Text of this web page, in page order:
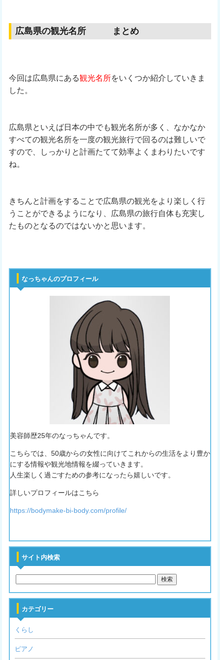
広島県の観光名所 まとめ
今回は広島県にある観光名所をいくつか紹介していきま
した。
広島県といえば日本の中でも観光名所が多く、なかなか
すべての観光名所を一度の観光旅行で回るのは難しいで
すので、しっかりと計画たてて効率よくまわりたいです
ね。
きちんと計画をすることで広島県の観光をより楽しく行
うことができるようになり、広島県の旅行自体も充実し
たものとなるのではないかと思います。
なっちゃんのプロフィール
美容師歴25年のなっちゃんです。
こちらでは、50歳からの女性に向けてこれからの生活をより豊か
にする情報や観光地情報を綴っていきます。
人生楽しく過ごすための参考になったら嬉しいです。
詳しいプロフィールはこちら
https://bodymake-bi-body.com/profile/
サイト内検索
カテゴリー
くらし
ピアノ